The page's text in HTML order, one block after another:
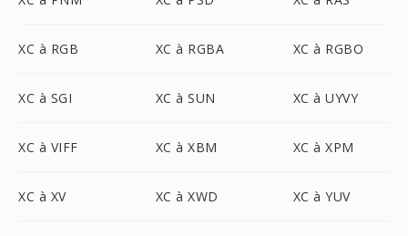
XC à RGB XC à RGBA XC à RGBO
XC à SGI XC à SUN XC à UYVY
XC à VIFF XC à XBM XC à XPM
XC à XV XC à XWD XC à YUV